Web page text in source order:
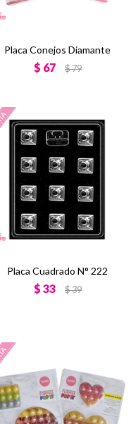
Placa Conejos Diamante
$ 67 $79
Placa Cuadrado N° 222
$ 33 $39